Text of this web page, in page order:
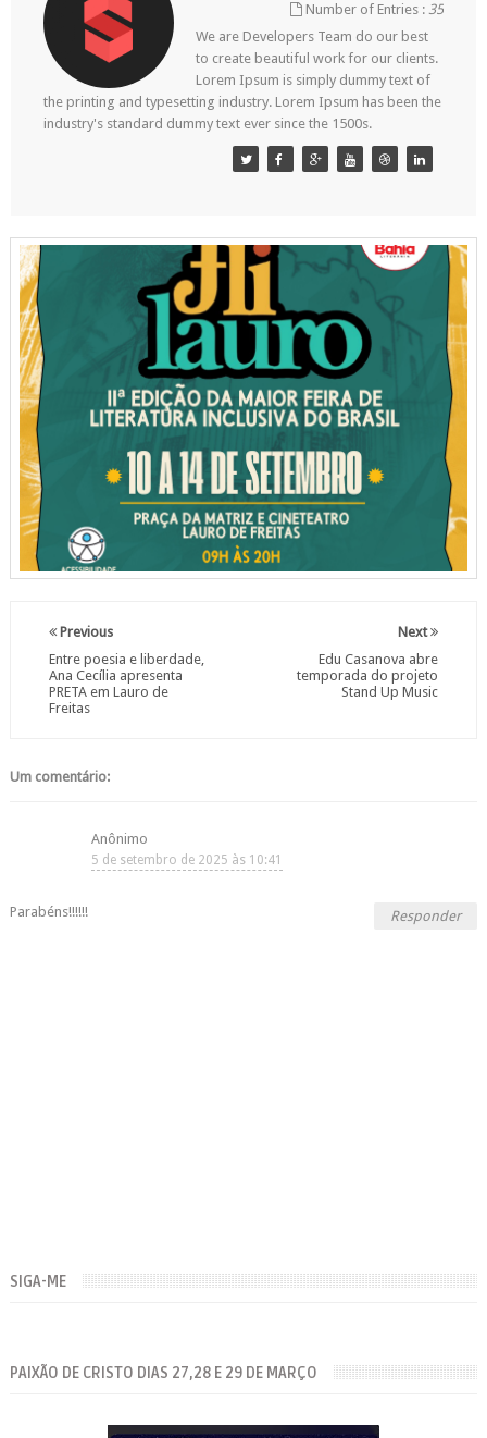
Number of Entries :35
We are Developers Team do our best
to create beautiful work for our clients.
Lorem Ipsum is simply dummy text of
the printing and typesetting industry. Lorem Ipsum has been the
industry's standard dummy text ever since the 1500s.
Next
Edu Casanova abre
temporada do projeto
Stand Up Music
Previous
Entre poesia e liberdade,
Ana Cecília apresenta
PRETA em Lauro de
Freitas
Um comentário:
Anônimo
5 de setembro de 2025 às 10:41
Parabéns!!!!!! Responder
SIGA-ME
PAIXÃO DE CRISTO DIAS 27,28 E 29 DE MARÇO